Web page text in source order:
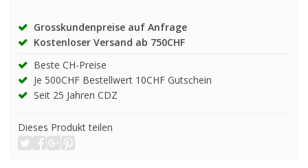
Grosskundenpreise auf Anfrage
Kostenloser Versand ab 750CHF
Beste CH-Preise
Je 500CHF Bestellwert 10CHF Gutschein
Seit 25 Jahren CDZ
Dieses Produkt teilen